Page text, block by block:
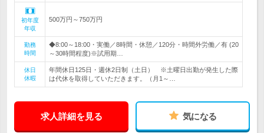
初年度
年収
500万円～750万円
勤務
時間
◆8:00～18:00・実働／8時間・休憩／120分・時間外労働／有 (20
～30時間程度)※試用期…
休日
休暇
年間休日125日・週休2日制（土日） ※土曜日出勤が発生した際
は代休を取得していただきます。（月1～…
求人詳細を見る 気になる